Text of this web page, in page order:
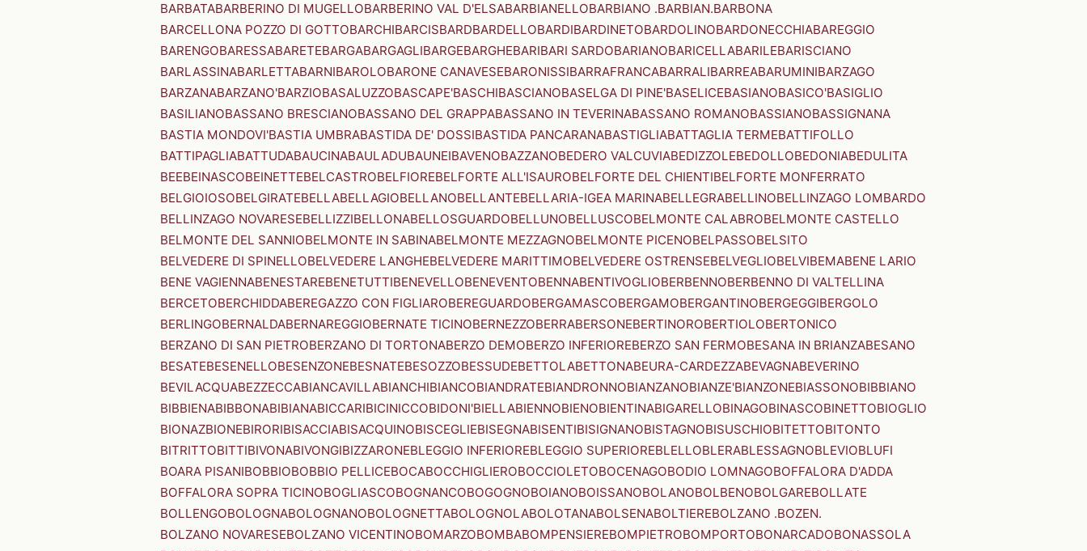
BARBATABARBERINO DI MUGELLOBARBERINO VAL D'ELSABARBIANELLOBARBIANO .BARBIAN.BARBONA
BARCELLONA POZZO DI GOTTOBARCHIBARCISBARDBARDELLOBARDIBARDINETOBARDOLINOBARDONECCHIABAREGGIO
BARENGOBARESSABARETEBARGABARGAGLIBARGEBARGHEBARIBARI SARDOBARIANOBARICELLABARILEBARISCIANO
BARLASSINABARLETTABARNIBAROLOBARONE CANAVESEBARONISSIBARRAFRANCABARRALIBARREABARUMINIBARZAGO
BARZANABARZANO'BARZIOBASALUZZOBASCAPE'BASCHIBASCIANOBASELGA DI PINE'BASELICEBASIANOBASICO'BASIGLIO
BASILIANOBASSANO BRESCIANOBASSANO DEL GRAPPABASSANO IN TEVERINABASSANO ROMANOBASSIANOBASSIGNANA
BASTIA MONDOVI'BASTIA UMBRABASTIDA DE' DOSSIBASTIDA PANCARANABASTIGLIABATTAGLIA TERMEBATTIFOLLO
BATTIPAGLIABATTUDABAUCINABAULADUBAUNEIBAVENOBAZZANOBEDERO VALCUVIABEDIZZOLEBEDOLLOBEDONIABEDULITA
BEEBEINASCOBEINETTEBELCASTROBELFIOREBELFORTE ALL'ISAUROBELFORTE DEL CHIENTIBELFORTE MONFERRATO
BELGIOIOSOBELGIRATEBELLABELLAGIOBELLANOBELLANTEBELLARIA-IGEA MARINABELLEGRABELLINOBELLINZAGO LOMBARDO
BELLINZAGO NOVARESEBELLIZZIBELLONABELLOSGUARDOBELLUNOBELLUSCOBELMONTE CALABROBELMONTE CASTELLO
BELMONTE DEL SANNIOBELMONTE IN SABINABELMONTE MEZZAGNOBELMONTE PICENOBELPASSOBELSITO
BELVEDERE DI SPINELLOBELVEDERE LANGHEBELVEDERE MARITTIMOBELVEDERE OSTRENSEBELVEGLIOBELVIBEMABENE LARIO
BENE VAGIENNABENESTAREBENETUTTIBENEVELLOBENEVENTOBENNABENTIVOGLIOBERBENNOBERBENNO DI VALTELLINA
BERCETOBERCHIDDABEREGAZZO CON FIGLIAROBEREGUARDOBERGAMASCOBERGAMOBERGANTINOBERGEGGIBERGOLO
BERLINGOBERNALDABERNAREGGIOBERNATE TICINOBERNEZZOBERRABERSONEBERTINOROBERTIOLOBERTONICO
BERZANO DI SAN PIETROBERZANO DI TORTONABERZO DEMOBERZO INFERIOREBERZO SAN FERMOBESANA IN BRIANZABESANO
BESATEBESENELLOBESENZONEBESNATEBESOZZOBESSUDEBETTOLABETTONABEURA-CARDEZZABEVAGNABEVERINO
BEVILACQUABEZZECCABIANCAVILLABIANCHIBIANCOBIANDRATEBIANDRONNOBIANZANOBIANZE'BIANZONEBIASSONOBIBBIANO
BIBBIENABIBBONABIBIANABICCARIBICINICCOBIDONI'BIELLABIENNOBIENOBIENTINABIGARELLOBINAGOBINASCOBINETTOBIOGLIO
BIONAZBIONEBIRORIBISACCIABISACQUINOBISCEGLIEBISEGNABISENTIBISIGNANOBISTAGNOBISUSCHIOBITETTOBITONTO
BITRITTOBITTIBIVONABIVONGIBIZZARONEBLEGGIO INFERIOREBLEGGIO SUPERIOREBLELLOBLERABLESSAGNOBLEVIOBLUFI
BOARA PISANIBOBBIOBOBBIO PELLICEBOCABOCCHIGLIEROBOCCIOLETOBOCENAGOBODIO LOMNAGOBOFFALORA D'ADDA
BOFFALORA SOPRA TICINOBOGLIASCOBOGNANCOBOGOGNOBOIANOBOISSANOBOLANOBOLBENOBOLGAREBOLLATE
BOLLENGOBOLOGNABOLOGNANOBOLOGNETTABOLOGNOLABOLOTANABOLSENABOLTIEREBOLZANO .BOZEN.
BOLZANO NOVARESEBOLZANO VICENTINOBOMARZOBOMBABOMPENSIEREBOMPIETROBOMPORTOBONARCADOBONASSOLA